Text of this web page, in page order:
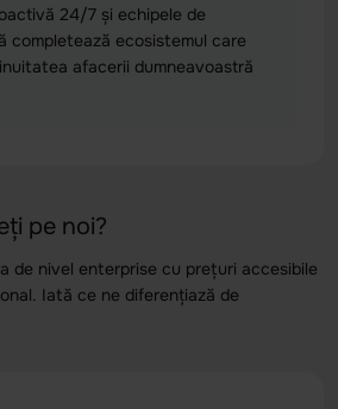
24/7 și echipele de
completează ecosistemul care
afacerii dumneavoastră
pe noi?
de nivel enterprise cu prețuri accesibile
Iată ce ne diferențiază de